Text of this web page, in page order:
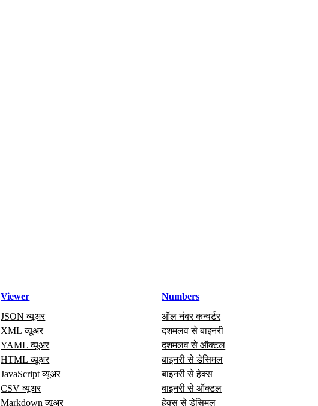
Viewer
JSON व्यूअर
XML व्यूअर
YAML व्यूअर
HTML व्यूअर
JavaScript व्यूअर
CSV व्यूअर
Markdown व्यूअर
Numbers
ऑल नंबर कन्वर्टर
दशमलव से बाइनरी
दशमलव से ऑक्टल
बाइनरी से डेसिमल
बाइनरी से हेक्स
बाइनरी से ऑक्टल
हेक्स से डेसिमल